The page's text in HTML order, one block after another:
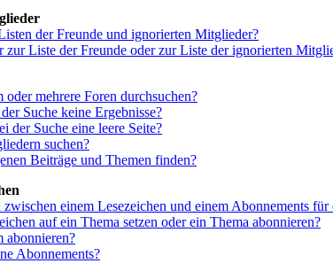
der Freunde und ignorierten Mitglieder?
Liste der Freunde oder zur Liste der ignorierten
mehrere Foren durchsuchen?
Suche keine Ergebnisse?
der Suche eine leere Seite?
suchen?
Beiträge und Themen finden?
einem Lesezeichen und einem Abonnements
auf ein Thema setzen oder ein Thema abonnieren?
abonnieren?
Abonnements?